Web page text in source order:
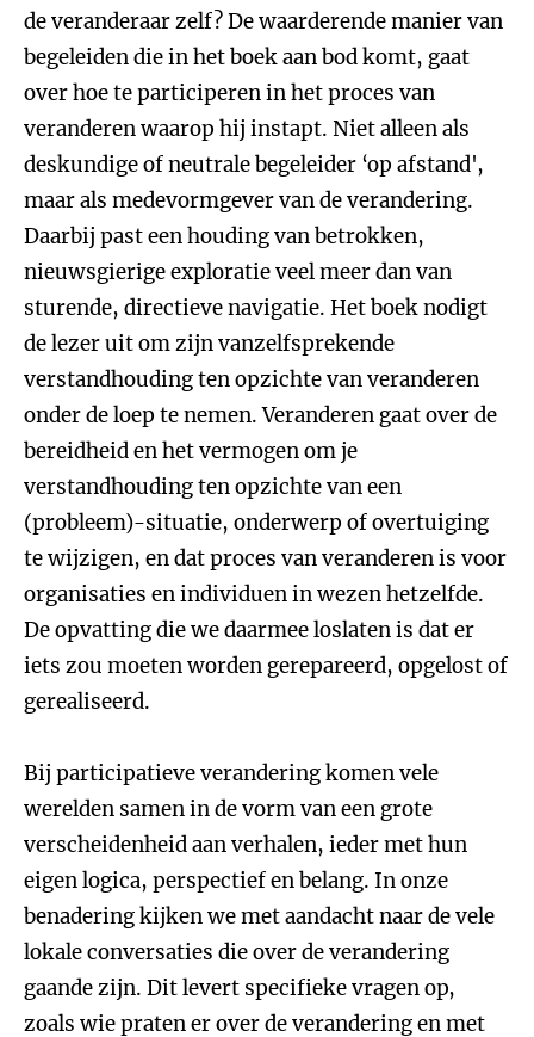
de veranderaar zelf? De waarderende manier van
begeleiden die in het boek aan bod komt, gaat
over hoe te participeren in het proces van
veranderen waarop hij instapt. Niet alleen als
deskundige of neutrale begeleider ‘op afstand',
maar als medevormgever van de verandering.
Daarbij past een houding van betrokken,
nieuwsgierige exploratie veel meer dan van
sturende, directieve navigatie. Het boek nodigt
de lezer uit om zijn vanzelfsprekende
verstandhouding ten opzichte van veranderen
onder de loep te nemen. Veranderen gaat over de
bereidheid en het vermogen om je
verstandhouding ten opzichte van een
(probleem)-situatie, onderwerp of overtuiging
te wijzigen, en dat proces van veranderen is voor
organisaties en individuen in wezen hetzelfde.
De opvatting die we daarmee loslaten is dat er
iets zou moeten worden gerepareerd, opgelost of
gerealiseerd.
Bij participatieve verandering komen vele
werelden samen in de vorm van een grote
verscheidenheid aan verhalen, ieder met hun
eigen logica, perspectief en belang. In onze
benadering kijken we met aandacht naar de vele
lokale conversaties die over de verandering
gaande zijn. Dit levert specifieke vragen op,
zoals wie praten er over de verandering en met